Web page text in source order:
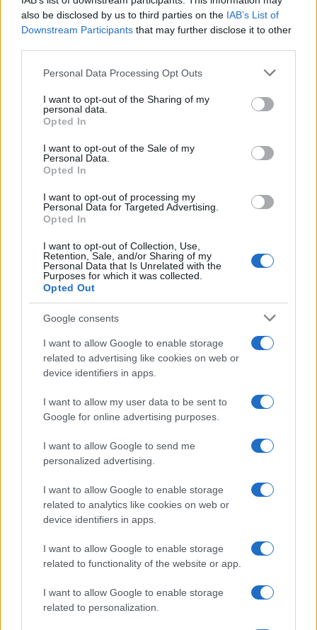
also be disclosed by us to third parties on the IAB’s List of
Downstream Participants that may further disclose it to other
Please note that this website/app uses one or more Google
not limited to your visit or usage behaviour. You may click to
grant or deny consent to Google and its third-party tags to
use your data for below specified purposes in below Google
consent section.
Personal Data Processing Opt Outs
I want to opt-out of the Sharing of my
personal data.
Opted In
I want to opt-out of the Sale of my
Personal Data.
Opted In
I want to opt-out of processing my
Personal Data for Targeted Advertising.
Opted In
I want to opt-out of Collection, Use,
Retention, Sale, and/or Sharing of my
Personal Data that Is Unrelated with the
Purposes for which it was collected.
Opted Out
Google consents
I want to allow Google to enable storage
related to advertising like cookies on web or
device identifiers in apps.
I want to allow my user data to be sent to
Google for online advertising purposes.
I want to allow Google to send me
personalized advertising.
I want to allow Google to enable storage
related to analytics like cookies on web or
device identifiers in apps.
I want to allow Google to enable storage
related to functionality of the website or app.
I want to allow Google to enable storage
related to personalization.